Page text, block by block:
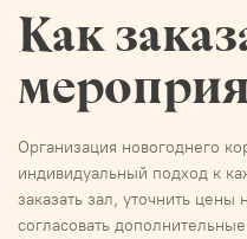
Как
Организация новогоднего
индивидуальный подход к
заказать зал, уточнить
согласовать